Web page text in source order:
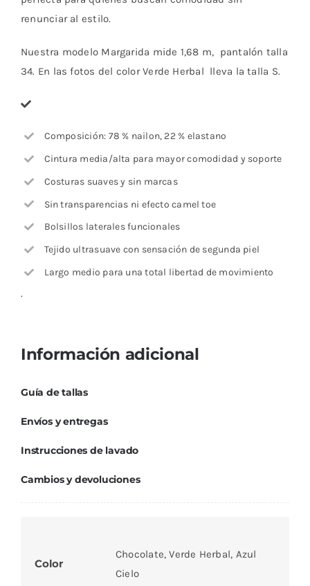
renunciar al estilo.
Nuestra modelo Margarida mide 1,68 m, pantalón talla
34. En las fotos del color Verde Herbal lleva la talla S.
Composición: 78 % nailon, 22 % elastano
Cintura media/alta para mayor comodidad y soporte
Costuras suaves y sin marcas
Sin transparencias ni efecto camel toe
Bolsillos laterales funcionales
Tejido ultrasuave con sensación de segunda piel
Largo medio para una total libertad de movimiento
.
Información adicional
Guía de tallas
Envíos y entregas
Instrucciones de lavado
Cambios y devoluciones
Color
Chocolate, Verde Herbal, Azul
Cielo